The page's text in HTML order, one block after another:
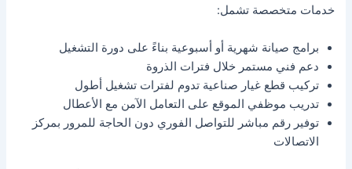
خدمات متخصصة تشمل:
برامج صيانة شهرية أو أسبوعية بناءً على دورة التشغيل
دعم فني مستمر خلال فترات الذروة
تركيب قطع غيار صناعية تدوم لفترات تشغيل أطول
تدريب موظفي الموقع على التعامل الآمن مع الأعطال
توفير رقم مباشر للتواصل الفوري دون الحاجة للمرور بمركز
الاتصالات